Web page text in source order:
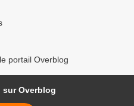
portail Overblog
sur Overblog